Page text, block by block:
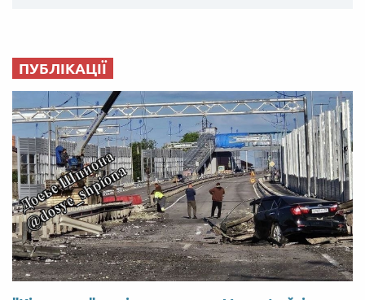
ПУБЛІКАЦІЇ